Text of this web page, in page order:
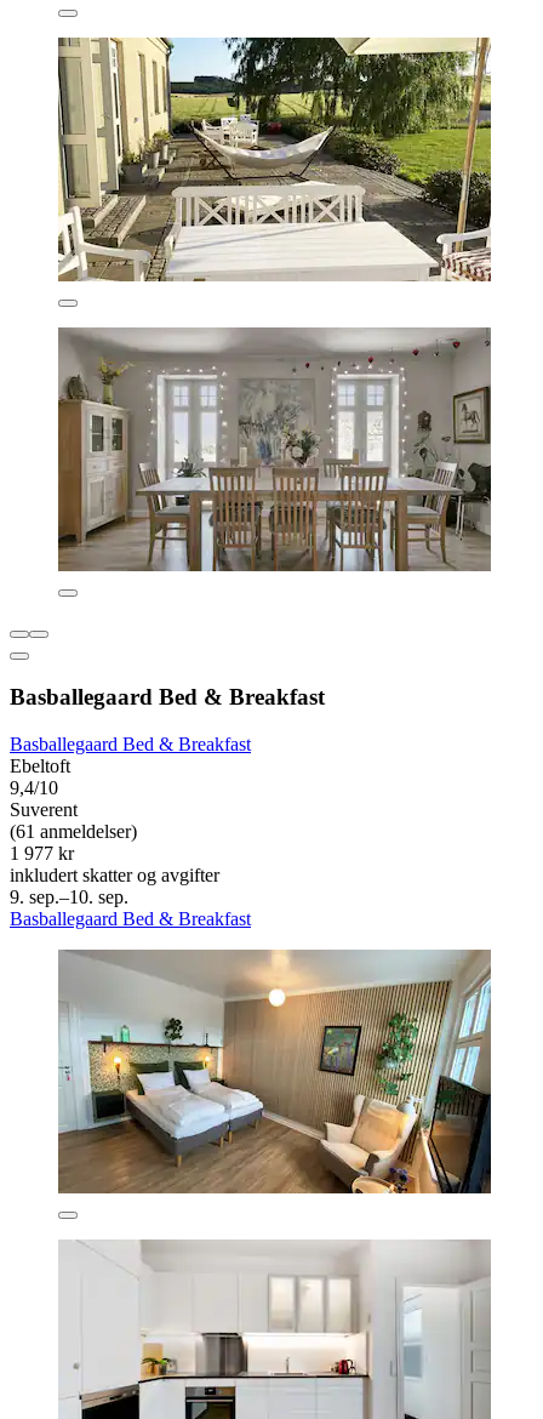
Basballegaard Bed & Breakfast
Basballegaard Bed & Breakfast
Ebeltoft
9,4/10
Suverent
(61 anmeldelser)
1 977 kr
inkludert skatter og avgifter
9. sep.–10. sep.
Basballegaard Bed & Breakfast